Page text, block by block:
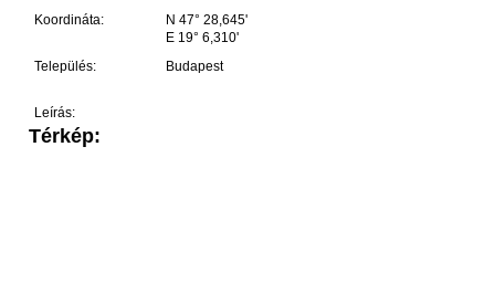
Koordináta:
N 47° 28,645'
E 19° 6,310'
Település:
Budapest
Leírás:
Térkép: